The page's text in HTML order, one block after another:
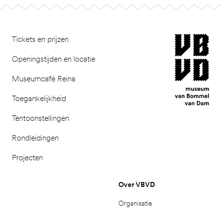
Tickets en prijzen
Openingstijden en locatie
Museumcafé Reina
Toegankelijkheid
Tentoonstellingen
Rondleidingen
Projecten
museum van
Over VBVD
Organisatie